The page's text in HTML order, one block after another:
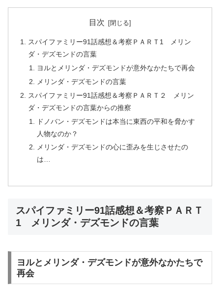
目次
スパイファミリー91話感想＆考察ＰＡＲＴ1 メリン
ダ・デズモンドの言葉
ヨルとメリンダ・デズモンドが意外なかたちで再会
メリンダ・デズモンドの言葉
スパイファミリー91話感想＆考察ＰＡＲＴ２ メリン
ダ・デズモンドの言葉からの推察
ドノバン・デズモンドは本当に東西の平和を脅かす
人物なのか？
メリンダ・デズモンドの心に歪みを生じさせたの
は…
スパイファミリー91話感想＆考察ＰＡＲＴ
1 メリンダ・デズモンドの言葉
ヨルとメリンダ・デズモンドが意外なかたちで
再会